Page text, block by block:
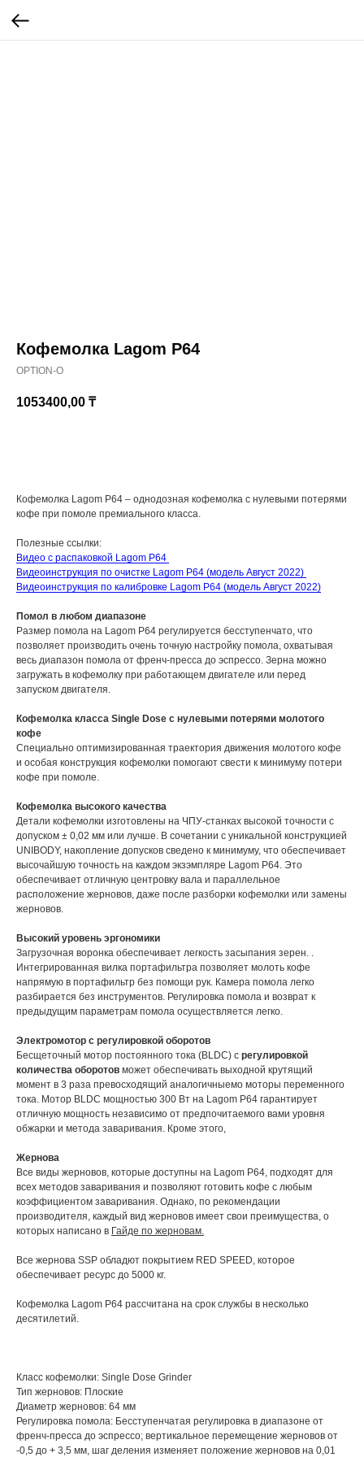
Кофемолка Lagom P64
OPTION-O
1053400,00 ₸
Кофемолка Lagom P64 – однодозная кофемолка с нулевыми потерями
кофе при помоле премиального класса.
Полезные ссылки:
Видео с распаковкой Lagom P64
Видеоинструкция по очистке Lagom P64 (модель Август 2022)
Видеоинструкция по калибровке Lagom P64 (модель Август 2022)
Помол в любом диапазоне
Размер помола на Lagom P64 регулируется бесступенчато, что
позволяет производить очень точную настройку помола, охватывая
весь диапазон помола от френч-пресса до эспрессо. Зерна можно
загружать в кофемолку при работающем двигателе или перед
запуском двигателя.
Кофемолка класса Single Dose с нулевыми потерями молотого
кофе
Специально оптимизированная траектория движения молотого кофе
и особая конструкция кофемолки помогают свести к минимуму потери
кофе при помоле.
Кофемолка высокого качества
Детали кофемолки изготовлены на ЧПУ-станках высокой точности с
допуском ± 0,02 мм или лучше. В сочетании с уникальной конструкцией
UNIBODY, накопление допусков сведено к минимуму, что обеспечивает
высочайшую точность на каждом экзэмпляре Lagom P64. Это
обеспечивает отличную центровку вала и параллельное
расположение жерновов, даже после разборки кофемолки или замены
жерновов.
Высокий уровень эргономики
Загрузочная воронка обеспечивает легкость засыпания зерен. .
Интегрированная вилка портафильтра позволяет молоть кофе
напрямую в портафильтр без помощи рук. Камера помола легко
разбирается без инструментов. Регулировка помола и возврат к
предыдущим параметрам помола осуществляется легко.
Электромотор с регулировкой оборотов
Бесщеточный мотор постоянного тока (BLDC) с регулировкой
количества оборотов может обеспечивать выходной крутящий
момент в 3 раза превосходящий аналогичныемо моторы переменного
тока. Мотор BLDC мощностью 300 Вт на Lagom P64 гарантирует
отличную мощность независимо от предпочитаемого вами уровня
обжарки и метода заваривания. Кроме этого,
Жернова
Все виды жерновов, которые доступны на Lagom P64, подходят для
всех методов заваривания и позволяют готовить кофе с любым
коэффициентом заваривания. Однако, по рекомендации
производителя, каждый вид жерновов имеет свои преимущества, о
которых написано в Гайде по жерновам.
Все жернова SSP обладют покрытием RED SPEED, которое
обеспечивает ресурс до 5000 кг.
Кофемолка Lagom P64 рассчитана на срок службы в несколько
десятилетий.
Класс кофемолки: Single Dose Grinder
Тип жерновов: Плоские
Диаметр жерновов: 64 мм
Регулировка помола: Бесступенчатая регулировка в диапазоне от
френч-пресса до эспрессо; вертикальное перемещение жерновов от
-0,5 до + 3,5 мм, шаг деления изменяет положение жерновов на 0,01